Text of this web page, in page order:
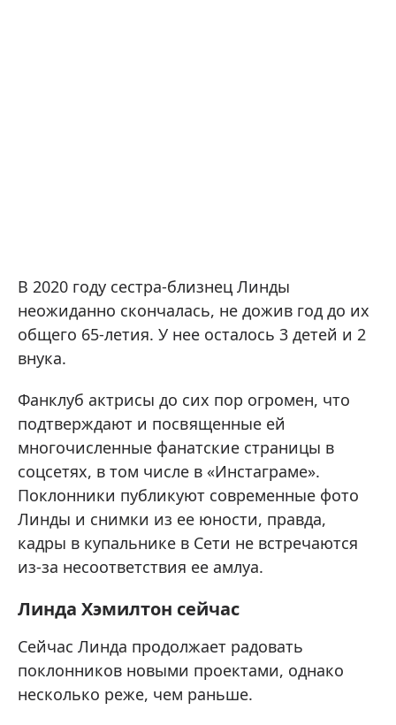
В 2020 году сестра-близнец Линды
неожиданно скончалась, не дожив год до их
общего 65-летия. У нее осталось 3 детей и 2
внука.
Фанклуб актрисы до сих пор огромен, что
подтверждают и посвященные ей
многочисленные фанатские страницы в
соцсетях, в том числе в «Инстаграме».
Поклонники публикуют современные фото
Линды и снимки из ее юности, правда,
кадры в купальнике в Сети не встречаются
из-за несоответствия ее амлуа.
Линда Хэмилтон сейчас
Сейчас Линда продолжает радовать
поклонников новыми проектами, однако
несколько реже, чем раньше.